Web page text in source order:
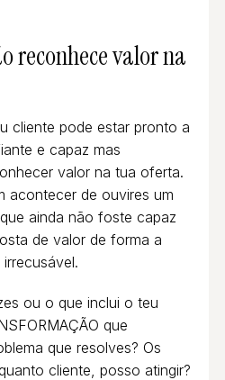
reconhece valor na
cliente pode estar pronto a
e capaz mas
valor na tua oferta.
acontecer de ouvires um
ainda não foste capaz
de valor de forma a
ou o que inclui o teu
que
que resolves? Os
cliente, posso atingir?